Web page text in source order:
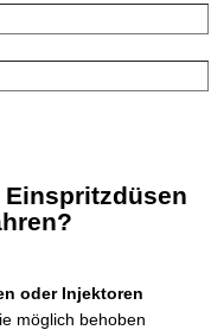
oder Injektoren
möglich behoben